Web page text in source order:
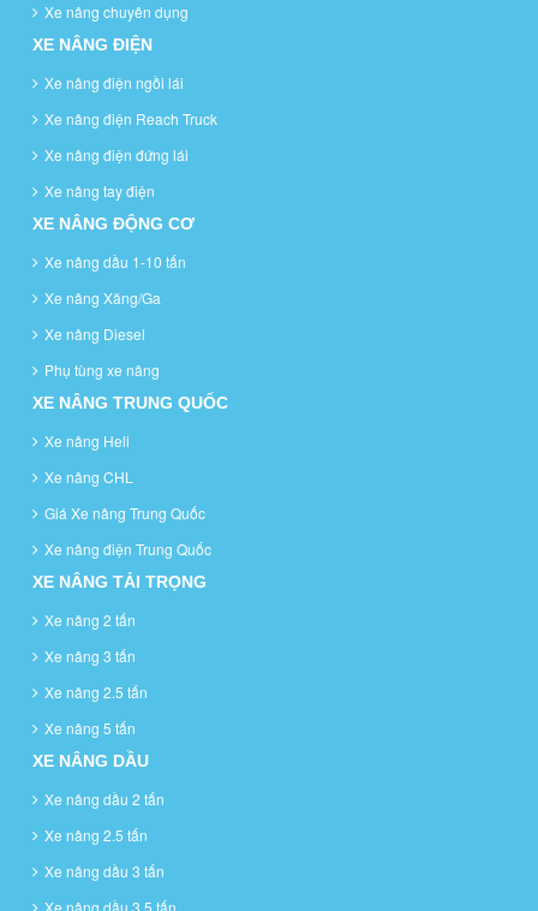
Xe nâng chuyên dụng
XE NÂNG ĐIỆN
Xe nâng điện ngồi lái
Xe nâng điện Reach Truck
Xe nâng điện đứng lái
Xe nâng tay điện
XE NÂNG ĐỘNG CƠ
Xe nâng dầu 1-10 tấn
Xe nâng Xăng/Ga
Xe nâng Diesel
Phụ tùng xe nâng
XE NÂNG TRUNG QUỐC
Xe nâng Heli
Xe nâng CHL
Giá Xe nâng Trung Quốc
Xe nâng điện Trung Quốc
XE NÂNG TẢI TRỌNG
Xe nâng 2 tấn
Xe nâng 3 tấn
Xe nâng 2.5 tấn
Xe nâng 5 tấn
XE NÂNG DẦU
Xe nâng dầu 2 tấn
Xe nâng 2.5 tấn
Xe nâng dầu 3 tấn